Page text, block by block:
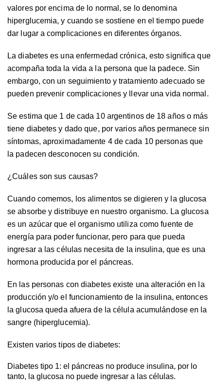
valores por encima de lo normal, se lo denomina
hiperglucemia, y cuando se sostiene en el tiempo puede
dar lugar a complicaciones en diferentes órganos.
La diabetes es una enfermedad crónica, esto significa que
acompaña toda la vida a la persona que la padece. Sin
embargo, con un seguimiento y tratamiento adecuado se
pueden prevenir complicaciones y llevar una vida normal.
Se estima que 1 de cada 10 argentinos de 18 años o más
tiene diabetes y dado que, por varios años permanece sin
síntomas, aproximadamente 4 de cada 10 personas que
la padecen desconocen su condición.
¿Cuáles son sus causas?
Cuando comemos, los alimentos se digieren y la glucosa
se absorbe y distribuye en nuestro organismo. La glucosa
es un azúcar que el organismo utiliza como fuente de
energía para poder funcionar, pero para que pueda
ingresar a las células necesita de la insulina, que es una
hormona producida por el páncreas.
En las personas con diabetes existe una alteración en la
producción y/o el funcionamiento de la insulina, entonces
la glucosa queda afuera de la célula acumulándose en la
sangre (hiperglucemia).
Existen varios tipos de diabetes:
Diabetes tipo 1: el páncreas no produce insulina, por lo
tanto, la glucosa no puede ingresar a las células.